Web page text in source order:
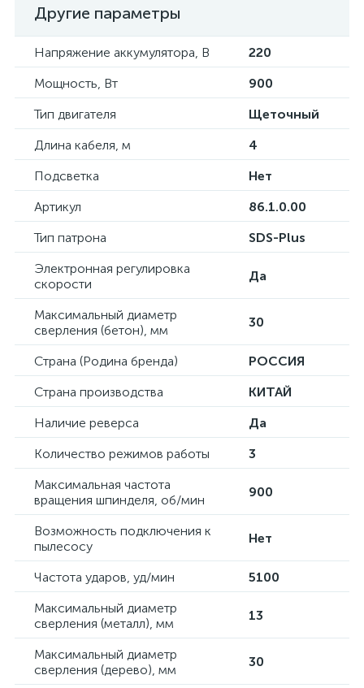
Другие параметры
Напряжение аккумулятора, В
220
Мощность, Вт
900
Тип двигателя
Щеточный
Длина кабеля, м
4
Подсветка
Нет
Артикул
86.1.0.00
Тип патрона
SDS-Plus
Электронная регулировка
скорости
Да
Максимальный диаметр
сверления (бетон), мм
30
Страна (Родина бренда)
РОССИЯ
Страна производства
КИТАЙ
Наличие реверса
Да
Количество режимов работы
3
Максимальная частота
вращения шпинделя, об/мин
900
Возможность подключения к
пылесосу
Нет
Частота ударов, уд/мин
5100
Максимальный диаметр
сверления (металл), мм
13
Максимальный диаметр
сверления (дерево), мм
30